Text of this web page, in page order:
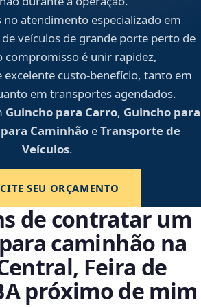
no atendimento especializado em
veículos de grande porte perto de
compromisso é unir rapidez,
excelente custo-benefício, tanto em
em transportes agendados.
Guincho para Carro, Guincho para
CaminhãoeTransporte de
Veículos.
SEU ORÇAMENTO
de contratar um
caminhão na
Feira de
próximo de mim